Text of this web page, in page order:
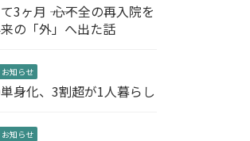
3ヶ月 ―― 心不全の再入院を
の「外」へ出た話
お知らせ
身化、3割超が1人暮らし
お知らせ